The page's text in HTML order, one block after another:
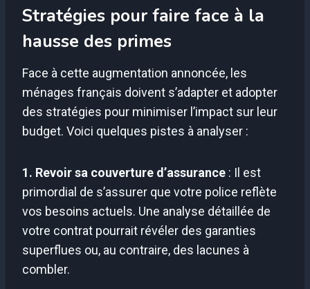
Stratégies pour faire face à la
hausse des primes
Face à cette augmentation annoncée, les
ménages français doivent s’adapter et adopter
des stratégies pour minimiser l’impact sur leur
budget. Voici quelques pistes à analyser :
1. Revoir sa couverture d’assurance : Il est
primordial de s’assurer que votre police reflète
vos besoins actuels. Une analyse détaillée de
votre contrat pourrait révéler des garanties
superflues ou, au contraire, des lacunes à
combler.